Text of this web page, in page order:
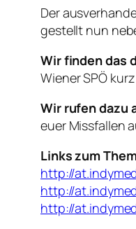
Der
gestellt nun
Wir finden das
Wiener SPÖ
Wir rufen dazu
euer Missfallen
Links zum
http://
http://
http://